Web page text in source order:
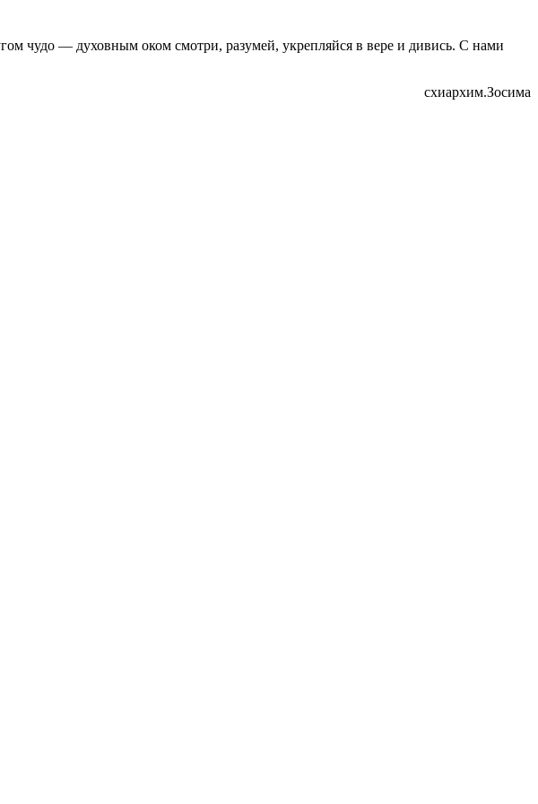
чудо — духовным оком смотри, разумей, укрепляйся в вере и дивись. С нами
схиархим.Зосима